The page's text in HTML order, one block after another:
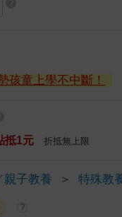
孩童上學不中斷！
抵1元 折抵無上限
親子教養 ＞ 特殊教
?